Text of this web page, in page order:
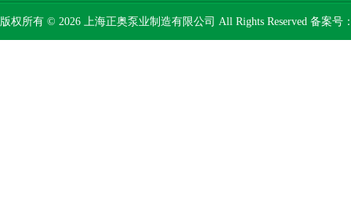
版权所有 © 2026 上海正奥泵业制造有限公司 All Rights Reserved 备案号